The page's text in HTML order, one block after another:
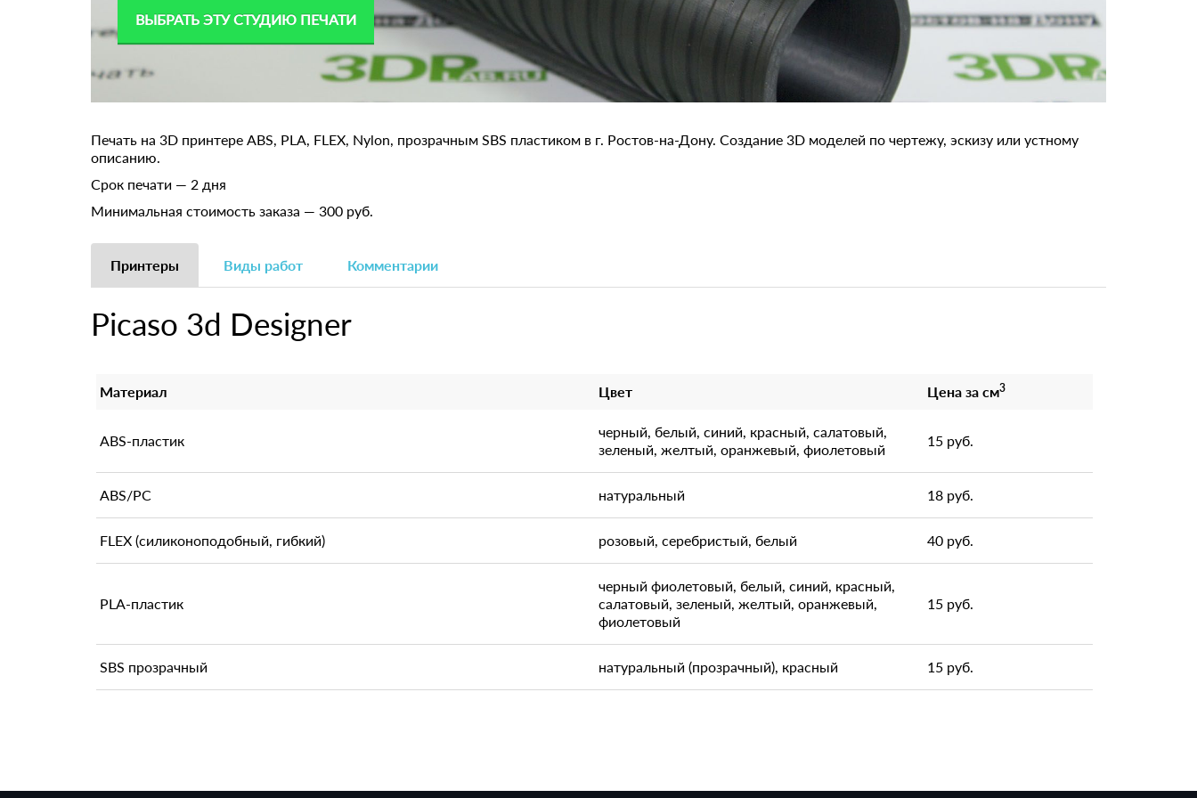
ВЫБРАТЬ ЭТУ СТУДИЮ ПЕЧАТИ
Печать на 3D принтере ABS, PLA, FLEX, Nylon, прозрачным SBS пластиком в г. Ростов-на-Дону. Создание 3D моделей по чертежу, эскизу или устному
описанию.
Срок печати — 2 дня
Минимальная стоимость заказа — 300 руб.
Принтеры Виды работ Комментарии
Picaso 3d Designer
Материал Цвет Цена за см3
ABS-пластик
черный, белый, синий, красный, салатовый,
зеленый, желтый, оранжевый, фиолетовый
15 руб.
ABS/PC натуральный 18 руб.
FLEX (силиконоподобный, гибкий) розовый, серебристый, белый 40 руб.
PLA-пластик
черный фиолетовый, белый, синий, красный,
салатовый, зеленый, желтый, оранжевый,
фиолетовый
15 руб.
SBS прозрачный натуральный (прозрачный), красный 15 руб.